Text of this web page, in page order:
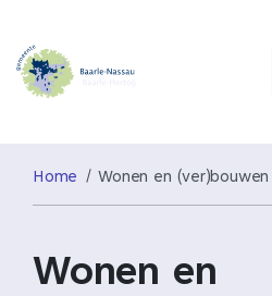
Home Wonen en (ver)bouwen
Wonen en